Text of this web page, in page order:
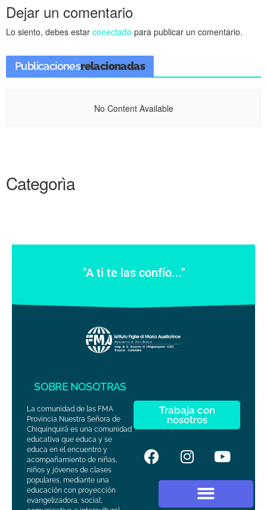
Dejar un comentario
Lo siento, debes estar conectado para publicar un comentario.
Publicacionesrelacionadas
No Content Available
Categorìa
"A ti te las confío..."
SOBRE NOSOTRAS
La comunidad de las FMA
Provincia Nuestra Señora de
Chiquinquirá es una comunidad
educativa que educa y se
educa en el encuentro y
acompañamiento de niñas,
niños y jóvenes de clases
populares, mediante una
educación con proyección
evangelizadora, social,
Trabaja con
nosotros